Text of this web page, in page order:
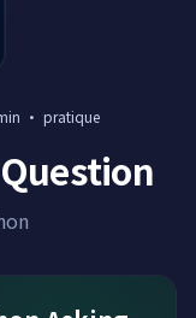
· pratique